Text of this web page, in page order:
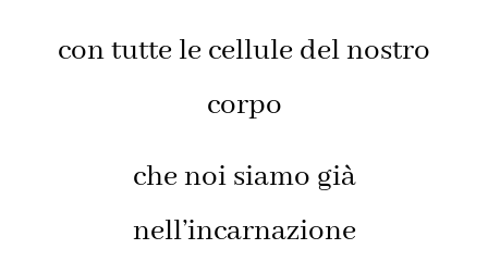
con tutte le cellule del nostro
corpo
che noi siamo già
nell’incarnazione